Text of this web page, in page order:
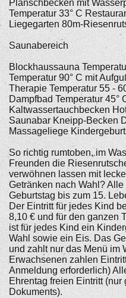
Planschbecken mit
Temperatur 33° C
Liegegarten 80m-
Saunabereich
Blockhaussauna
Temperatur 90° C mit
Therapie Temperatur 55 -
Dampfbad Temperatur 45°
Kaltwassertauchbecken
Saunabar Kneipp-Becken
Massageliege
So richtig rumtoben, im
Freunden die
verwöhnen lassen mit
Getränken nach Wahl?
Geburtstag bis zum 15.
Der Eintritt für jedes Kind
8,10 € und für den ganzen
ist für jedes Kind ein
Wahl sowie ein Eis. Das
und zahlt nur das Menü im
Erwachsenen zahlen
Anmeldung erforderlich)
Ehrentag freien Eintritt
Dokuments).